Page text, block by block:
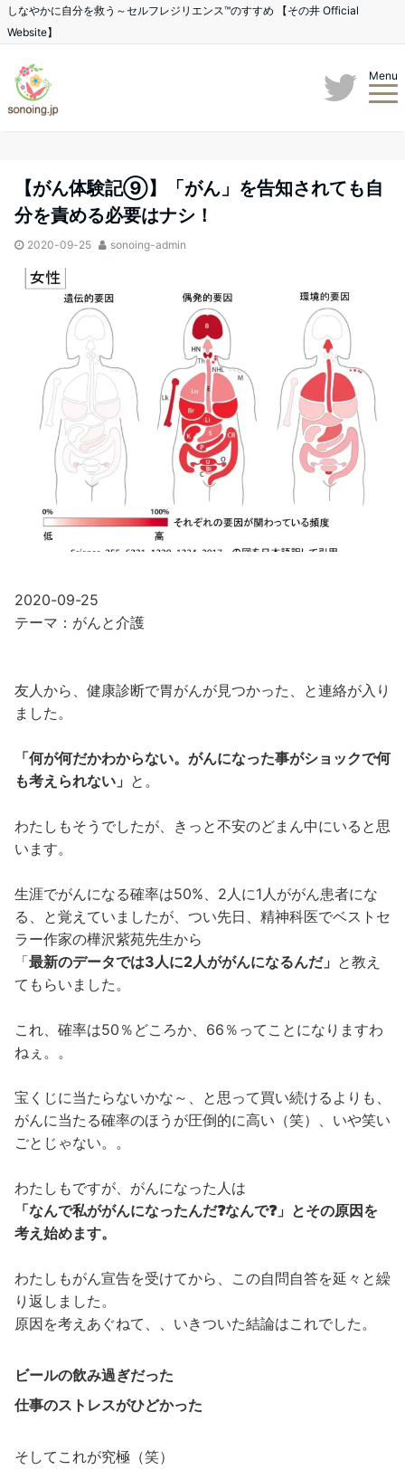
しなやかに自分を救う～セルフレジリエンス™のすすめ 【その井 Official
Website】
Menu
【がん体験記⑨】「がん」を告知されても自
分を責める必要はナシ！
2020-09-25 sonoing-admin
2020-09-25
テーマ：がんと介護
友人から、健康診断で胃がんが見つかった、と連絡が入り
ました。
「何が何だかわからない。がんになった事がショックで何
も考えられない」 と。
わたしもそうでしたが、きっと不安のどまん中にいると思
います。
生涯でがんになる確率は50%、2人に1人ががん患者にな
る、と覚えていましたが、つい先日、精神科医でベストセ
ラー作家の樺沢紫苑先生から
「最新のデータでは3人に2人ががんになるんだ」 と教え
てもらいました。
これ、確率は50％どころか、66％ってことになりますわ
ねぇ。。
宝くじに当たらないかな～、と思って買い続けるよりも、
がんに当たる確率のほうが圧倒的に高い（笑）、いや笑い
ごとじゃない。。
わたしもですが、がんになった人は
「なんで私ががんになったんだ❓なんで❓」とその原因を
考え始めます。
わたしもがん宣告を受けてから、この自問自答を延々と繰
り返しました。
原因を考えあぐねて、、いきついた結論はこれでした。
ビールの飲み過ぎだった
仕事のストレスがひどかった
そしてこれが究極（笑）